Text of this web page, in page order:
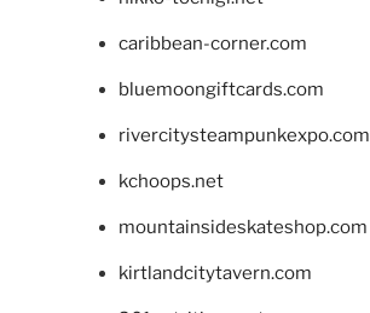
caribbean-corner.com
bluemoongiftcards.com
rivercitysteampunkexpo.com
kchoops.net
mountainsideskateshop.com
kirtlandcitytavern.com